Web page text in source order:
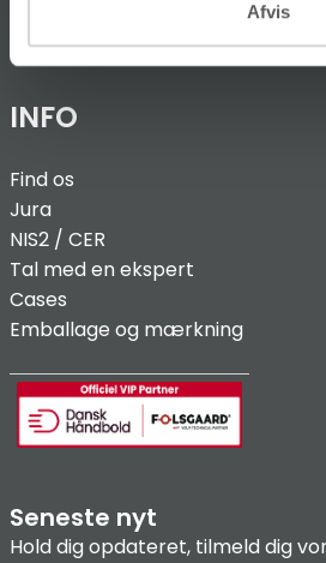
Afvis
INFO
Find os
Jura
NIS2 / CER
Tal med en ekspert
Cases
Emballage og mærkning
Seneste nyt
Hold dig opdateret, tilmeld dig